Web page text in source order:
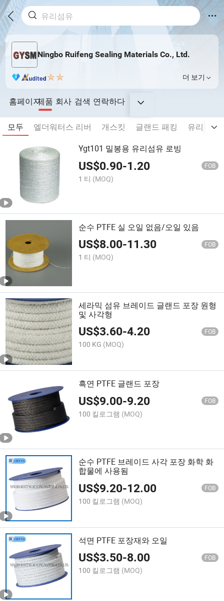
Ningbo Ruifeng Sealing Materials Co., Ltd.
더 보기
홈페이지제품 회사 검색 연락하다
모두 엘더워터스 리버 개스킷 글랜드 패킹
유리 섬유
Ygt101 밀봉용 유리섬유 로빙
US$0.90-1.20 FOB
1 티 (MOQ)
순수 PTFE 실 오일 없음/오일 있음
US$8.00-11.30 FOB
1 티 (MOQ)
세라믹 섬유 브레이드 글랜드 포장 원형
및 사각형
US$3.60-4.20 FOB
100 KG (MOQ)
흑연 PTFE 글랜드 포장
US$9.00-9.20 FOB
100 킬로그램 (MOQ)
순수 PTFE 브레이드 사각 포장 화학 화
합물에 사용됨
US$9.20-12.00 FOB
100 킬로그램 (MOQ)
석면 PTFE 포장재와 오일
US$3.50-8.00 FOB
100 킬로그램 (MOQ)